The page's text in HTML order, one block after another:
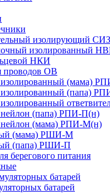
изолирующий СИЗ
изолированный
НКИ
проводов ОВ
изолированный (мама)
изолированный (папа)
изолированный
нейлон (папа) РПИ-П(н)
нейлон (мама) РПИ-М(н)
(мама) РШИ-М
(папа) РШИ-П
берегового питания
батарей
батарей